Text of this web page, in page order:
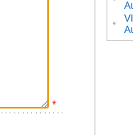
*
。